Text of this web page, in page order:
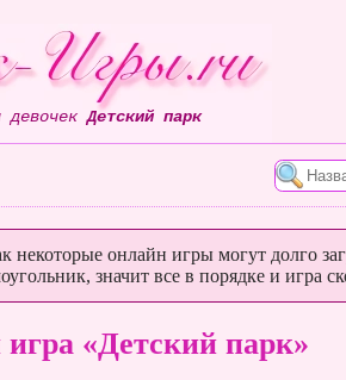
девочекДетский парк
некоторые онлайн игры могут долго
значит все в порядке и игра
«Детский парк»